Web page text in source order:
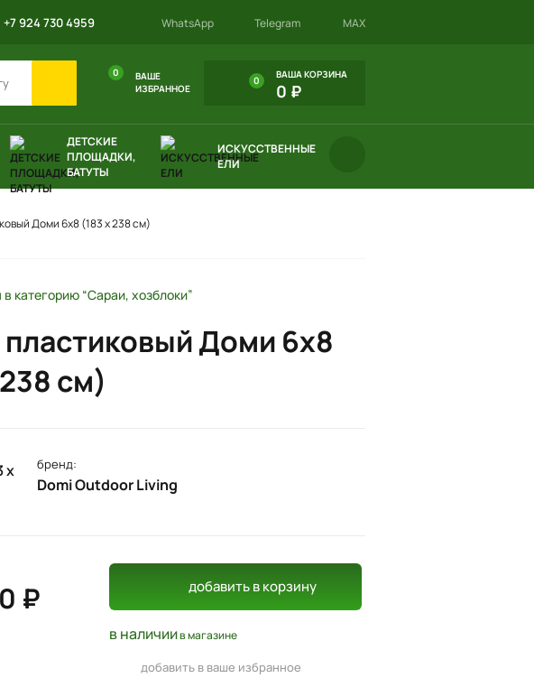
+7 924 730 4959 WhatsApp Telegram MAX
ВАШЕ
ИЗБРАННОЕ
0 ВАША КОРЗИНА
0 ₽
0
ДЕТСКИЕ
ПЛОЩАДКИ,
БАТУТЫ
ИСКУССТВЕННЫЕ
ЕЛИ
Доми 6х8 (183 х 238 см)
в категорию “Сараи, хозблоки”
Доми 6х8
см)
х
бренд:
Domi Outdoor Living
₽ добавитьв корзину
в наличиив магазине
добавить в ваше избранное